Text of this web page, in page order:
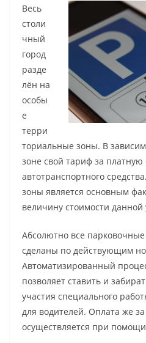
Весь
столи
чный
город
разде
лён на
особы
е
терри
ториальные зоны. В
зоне свой тариф за платную
автотранспортного
зоны является основным
величину стоимости данной
Абсолютно все
сделаны по действующим
Автоматизированный
позволяет ставить и
участия специального
для водителей. Оплата же
осуществляется при